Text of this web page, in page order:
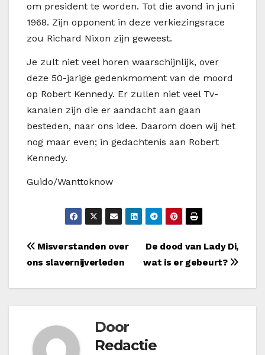
om president te worden. Tot die avond in juni
1968. Zijn opponent in deze verkiezingsrace
zou Richard Nixon zijn geweest.
Je zult niet veel horen waarschijnlijk, over
deze 50-jarige gedenkmoment van de moord
op Robert Kennedy. Er zullen niet veel Tv-
kanalen zijn die er aandacht aan gaan
besteden, naar ons idee. Daarom doen wij het
nog maar even; in gedachtenis aan Robert
Kennedy.
Guido/Wanttoknow
Bericht
navigatie
De dood van Lady Di,
wat is er gebeurt?
Misverstanden over
ons slavernijverleden
Door
Redactie